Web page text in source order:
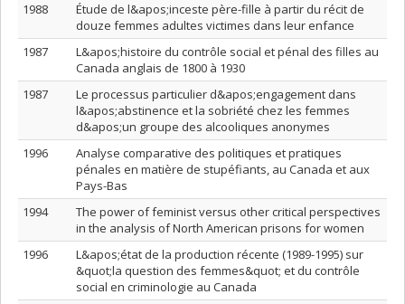
1988
Étude de l&apos;inceste père-fille à partir du récit de
douze femmes adultes victimes dans leur enfance
1987
L&apos;histoire du contrôle social et pénal des filles au
Canada anglais de 1800 à 1930
1987
Le processus particulier d&apos;engagement dans
l&apos;abstinence et la sobriété chez les femmes
d&apos;un groupe des alcooliques anonymes
1996
Analyse comparative des politiques et pratiques
pénales en matière de stupéfiants, au Canada et aux
Pays-Bas
1994
The power of feminist versus other critical perspectives
in the analysis of North American prisons for women
1996
L&apos;état de la production récente (1989-1995) sur
&quot;la question des femmes&quot; et du contrôle
social en criminologie au Canada